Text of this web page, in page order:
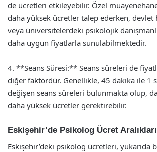
de ücretleri etkileyebilir. Özel
daha yüksek ücretler talep ederken, devlet
veya üniversitelerdeki psikolojik
daha uygun fiyatlarla sunulabilmektedir.
4. **Seans Süresi:** Seans süreleri de
diğer faktördür. Genellikle, 45 dakika ile 1
değişen seans süreleri bulunmakta olup,
daha yüksek ücretler gerektirebilir.
Eskişehir’de Psikolog Ücret Aralıkları
Eskişehir’deki psikolog ücretleri, yukarıda